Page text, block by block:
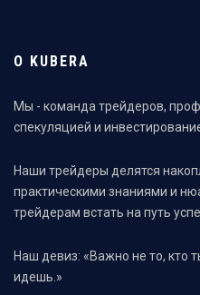
О KUBERA
Мы - команда трейдеров,
спекуляцией и
Наши трейдеры делятся
практическими знаниями и
трейдерам встать на путь
Наш девиз: «Важно не то, кто
идешь.»